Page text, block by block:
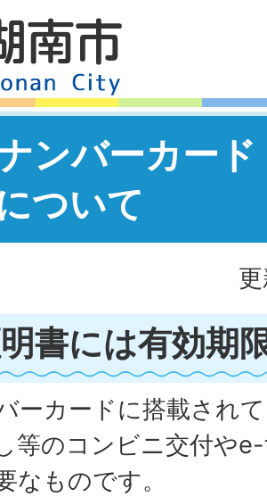
ンバーカー
ついて
書には有効期
ーカードに搭載され
等のコンビニ交付や
なものです。